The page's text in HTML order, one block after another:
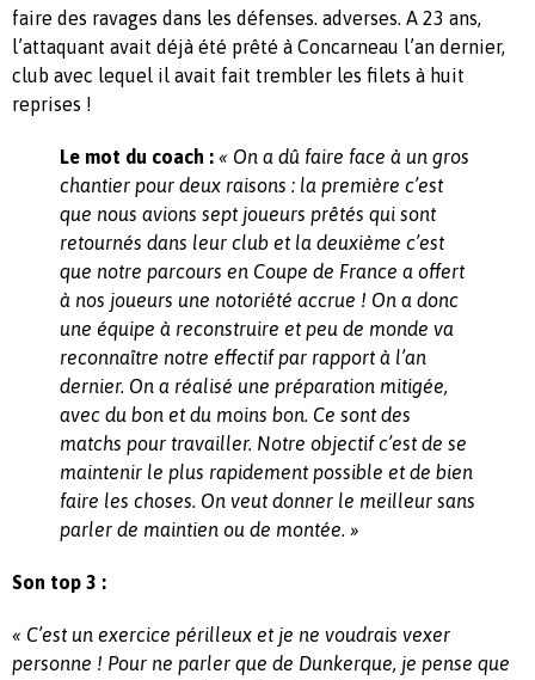
faire des ravages dans les défenses. adverses. A 23 ans,
l’attaquant avait déjà été prêté à Concarneau l’an dernier,
club avec lequel il avait fait trembler les filets à huit
reprises !
Le mot du coach : « On a dû faire face à un gros
chantier pour deux raisons : la première c’est
que nous avions sept joueurs prêtés qui sont
retournés dans leur club et la deuxième c’est
que notre parcours en Coupe de France a offert
à nos joueurs une notoriété accrue ! On a donc
une équipe à reconstruire et peu de monde va
reconnaître notre effectif par rapport à l’an
dernier. On a réalisé une préparation mitigée,
avec du bon et du moins bon. Ce sont des
matchs pour travailler. Notre objectif c’est de se
maintenir le plus rapidement possible et de bien
faire les choses. On veut donner le meilleur sans
parler de maintien ou de montée. »
Son top 3 :
« C’est un exercice périlleux et je ne voudrais vexer
personne ! Pour ne parler que de Dunkerque, je pense que